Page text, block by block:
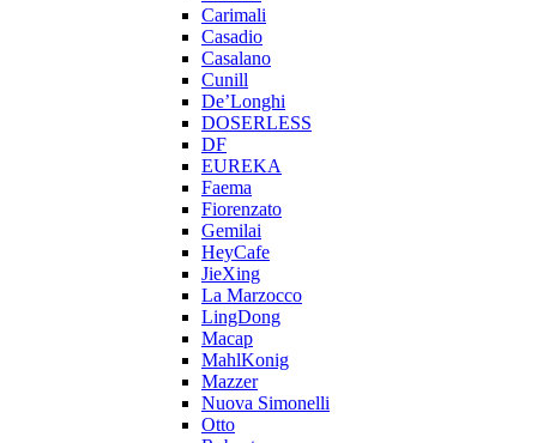
Carimali
Casadio
Casalano
Cunill
De’Longhi
DOSERLESS
DF
EUREKA
Faema
Fiorenzato
Gemilai
HeyCafe
JieXing
La Marzocco
LingDong
Macap
MahlKonig
Mazzer
Nuova Simonelli
Otto